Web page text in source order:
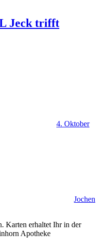
Jeck trifft
4. Oktober
Jochen
Karten erhaltet Ihr in der
Apotheke